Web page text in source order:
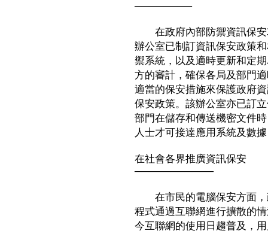
────────
在政府內部防禦資訊保安
辦公室已制訂資訊保安政策
禦系統，以及適時更新和定
方的審計，確保各局及部門
適當的保安措施來保護政府
保安政策。該辦公室亦已訂
部門在儲存和傳送機密文件
人士才可接達應用系統及數
在社會各界推廣資訊保安
───────────
在市民的電腦保安方面，
程式通過互聯網進行擴散的
今互聯網的使用日趨普及，